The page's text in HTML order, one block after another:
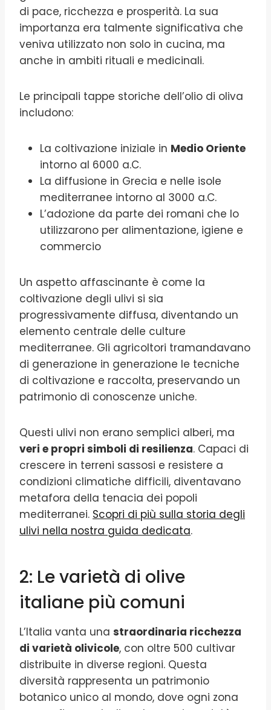
di pace, ricchezza e prosperità. La sua
importanza era talmente significativa che
veniva utilizzato non solo in cucina, ma
anche in ambiti rituali e medicinali.
Le principali tappe storiche dell’olio di oliva
includono:
La coltivazione iniziale in Medio Oriente
intorno al 6000 a.C.
La diffusione in Grecia e nelle isole
mediterranee intorno al 3000 a.C.
L’adozione da parte dei romani che lo
utilizzarono per alimentazione, igiene e
commercio
Un aspetto affascinante è come la
coltivazione degli ulivi si sia
progressivamente diffusa, diventando un
elemento centrale delle culture
mediterranee. Gli agricoltori tramandavano
di generazione in generazione le tecniche
di coltivazione e raccolta, preservando un
patrimonio di conoscenze uniche.
Questi ulivi non erano semplici alberi, ma
veri e propri simboli di resilienza. Capaci di
crescere in terreni sassosi e resistere a
condizioni climatiche difficili, diventavano
metafora della tenacia dei popoli
mediterranei. Scopri di più sulla storia degli
ulivi nella nostra guida dedicata.
2: Le varietà di olive
italiane più comuni
L’Italia vanta una straordinaria ricchezza
di varietà olivicole, con oltre 500 cultivar
distribuite in diverse regioni. Questa
diversità rappresenta un patrimonio
botanico unico al mondo, dove ogni zona